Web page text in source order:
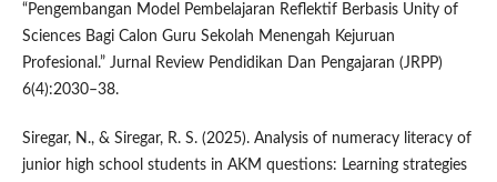
“Pengembangan Model Pembelajaran Reflektif Berbasis Unity of
Sciences Bagi Calon Guru Sekolah Menengah Kejuruan
Profesional.” Jurnal Review Pendidikan Dan Pengajaran (JRPP)
6(4):2030–38.
Siregar, N., & Siregar, R. S. (2025). Analysis of numeracy literacy of
junior high school students in AKM questions: Learning strategies